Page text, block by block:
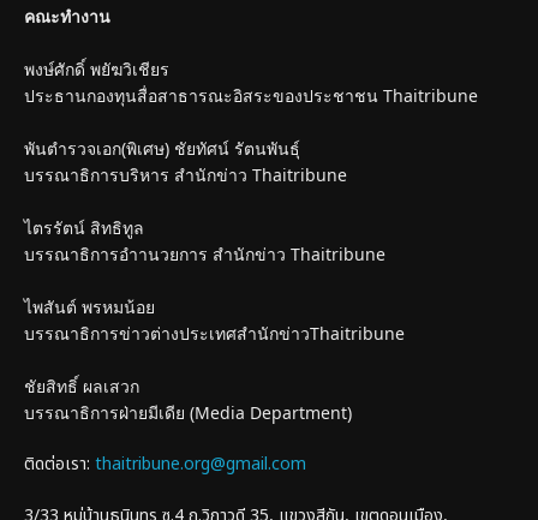
คณะทำงาน
พงษ์ศักดิ์ พยัฆวิเชียร
ประธานกองทุนสื่อสาธารณะอิสระของประชาชน Thaitribune
พันตำรวจเอก(พิเศษ) ชัยทัศน์ รัตนพันธุ์
บรรณาธิการบริหาร สำนักข่าว Thaitribune
ไตรรัตน์ สิทธิทูล
บรรณาธิการอำานวยการ สำนักข่าว Thaitribune
ไพสันต์ พรหมน้อย
บรรณาธิการข่าวต่างประเทศสำนักข่าวThaitribune
ชัยสิทธิ์ ผลเสวก
บรรณาธิการฝ่ายมีเดีย (Media Department)
ติดต่อเรา: thaitribune.org@gmail.com